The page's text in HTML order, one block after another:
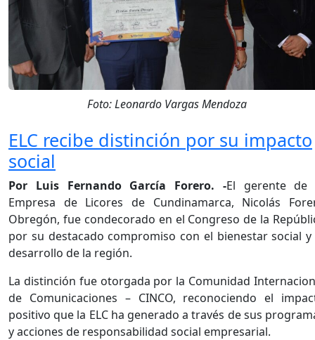
Foto: Leonardo Vargas Mendoza
ELC recibe distinción por su impacto
social
Por Luis Fernando García Forero. -El gerente de
Empresa de Licores de Cundinamarca, Nicolás
Obregón, fue condecorado en el Congreso de la
por su destacado compromiso con el bienestar social y
desarrollo de la región.
La distinción fue otorgada por la Comunidad
de Comunicaciones – CINCO, reconociendo el
positivo que la ELC ha generado a través de sus
y acciones de responsabilidad social empresarial.